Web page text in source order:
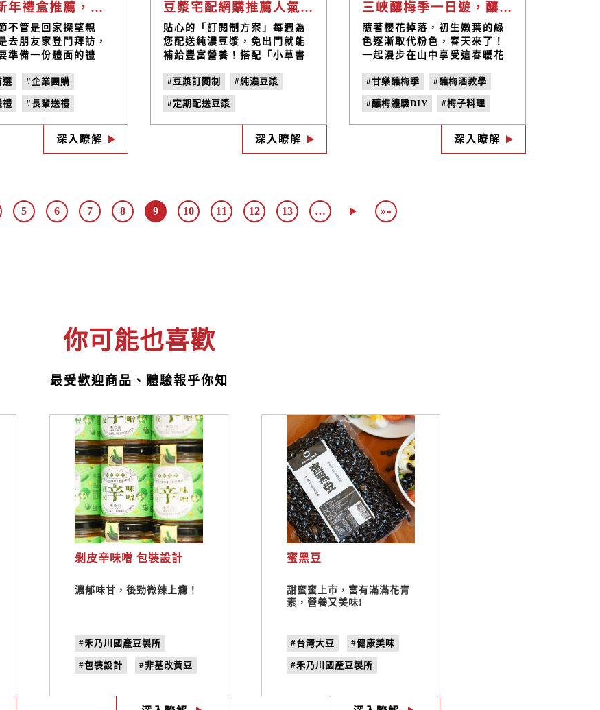
2023新年禮盒推薦，拜訪長輩送禮超有心意，6款禮盒輕鬆搭
不管是回家探望親
去朋友家登門拜訪，
準備一份體面的禮
更不容馬虎。推薦您
地食材製作、純天然
健康好禮，多樣組合
，讓您送禮超有心、
選 #企業團購
禮 #長輩送禮
盒 #中秋送禮必買
深入瞭解
豆漿宅配網購推薦人氣豆漿店禾乃川國產豆製所，單次購買外還能每週訂閱，新鮮配送豆漿
貼心的「訂閱制方案」每週為
您配送純濃豆漿，免出門就能
補給豐富營養！搭配「小草書
司，就能簡單準備一份元氣早
餐，而低卡又香濃的好滋味，
更是上班族的午茶好選擇！
#豆漿訂閱制 #純濃豆漿
#定期配送豆漿
#豆漿訂閱方案 #宅配豆漿
深入瞭解
三峽釀梅季一日遊，釀梅酒體驗以及春季限定美食與景點攻略！
隨著櫻花掉落，初生嫩葉的綠
色逐漸取代粉色，春天來了！
一起漫步在山中享受這春暖花
川的「碧螺春系列」茶點、釀
梅酒體驗DIY手作教學、春季
限定釀酵定食「黃梅果釀鹽麴
雞」享受春天的氣息一日遊幫
您規劃好了，出發三峽春遊
GO！鳶山觀景台 → 禾乃川國
#甘樂釀梅季 #釀梅酒教學
#釀梅體驗DIY #梅子料理
#三峽一日遊 #鳶山觀景台
深入瞭解
5 6 7 8 9 10 11 12 13 … »»
你可能也喜歡
最受歡迎商品、體驗報乎你知
剝皮辛味噌 包裝設計
濃郁味甘，後勁微辣上癮！
#禾乃川國產豆製所
#包裝設計 #非基改黃豆
蜜黑豆
甜蜜蜜上市，富有滿滿花青
素，營養又美味!
#台灣大豆 #健康美味
#禾乃川國產豆製所